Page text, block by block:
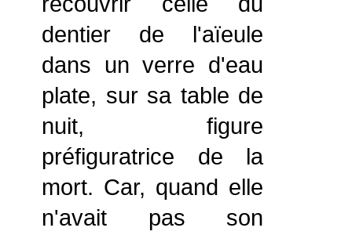
dentier de l'aïeule
dans un verre d'eau
plate, sur sa table de
nuit, figure
préfiguratrice de la
mort. Car, quand elle
n'avait pas son